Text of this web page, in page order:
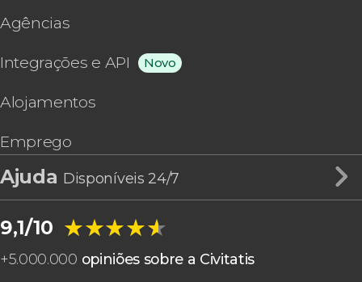
Agências
Integrações e API Novo
Alojamentos
Emprego
Ajuda Disponíveis 24/7
9,1/10 ★★★★★
★★★★★
+5.000.000 opiniões sobre a Civitatis